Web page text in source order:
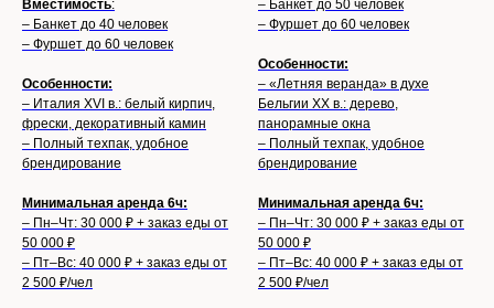
Вместимость:
– Банкет до 40 человек
– Фуршет до 60 человек
Особенности:
– Италия XVI в.: белый кирпич,
фрески, декоративный камин
– Полный техпак, удобное
брендирование
Минимальная аренда 6ч:
– Пн–Чт: 30 000 ₽ + заказ еды от
50 000 ₽
– Пт–Вс: 40 000 ₽ + заказ еды от
2 500 ₽/чел
– Банкет до 50 человек
– Фуршет до 60 человек
Особенности:
– «Летняя веранда» в духе
Бельгии XX в.: дерево,
панорамные окна
– Полный техпак, удобное
брендирование
Минимальная аренда 6ч:
– Пн–Чт: 30 000 ₽ + заказ еды от
50 000 ₽
– Пт–Вс: 40 000 ₽ + заказ еды от
2 500 ₽/чел